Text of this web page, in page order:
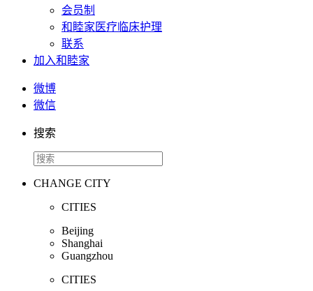
会员制
和睦家医疗临床护理
联系
加入和睦家
微博
微信
搜索
CHANGE CITY
CITIES
Beijing
Shanghai
Guangzhou
CITIES